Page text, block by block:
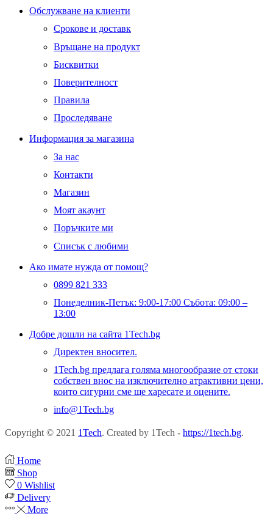
Обслужване на клиенти
Срокове и доставк
Връщане на продукт
Бисквитки
Поверителност
Правила
Проследяване
Информация за магазина
За нас
Контакти
Магазин
Моят акаунт
Поръчките ми
Списък с любими
Ако имате нужда от помощ?
0899 821 333
Понеделник-Петък: 9:00-17:00 Събота: 09:00 –
13:00
Добре дошли на сайта 1Tech.bg
Директен вносител.
1Tech.bg предлага голяма многообразие от стоки
собствен внос на изключително атрактивни цени,
които сигурни сме ще харесате и оцените.
info@1Tech.bg
Copyright © 2021 1Tech. Created by 1Tech - https://1tech.bg.
Home
Shop
0 Wishlist
Delivery
More